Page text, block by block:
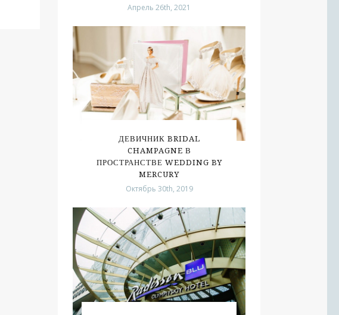
Апрель 26th, 2021
ДЕВИЧНИК BRIDAL
CHAMPAGNE В
ПРОСТРАНСТВЕ WEDDING BY
MERCURY
Октябрь 30th, 2019